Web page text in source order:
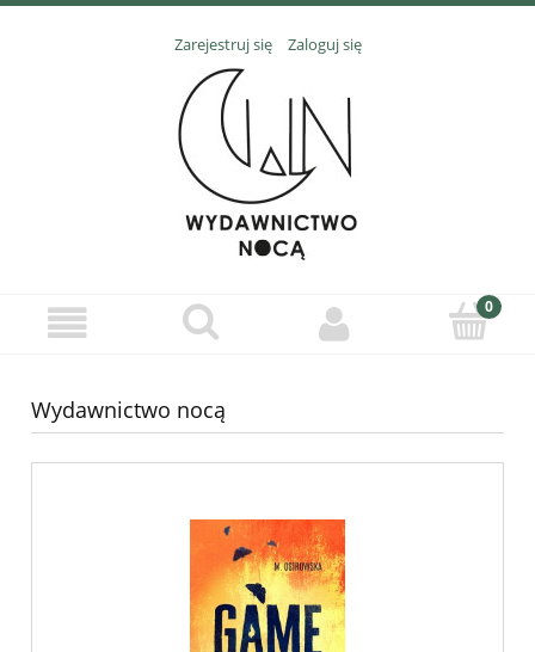
Zarejestruj się Zaloguj się
Wydawnictwo nocą